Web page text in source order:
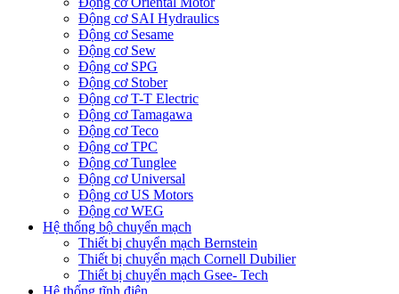
Động cơ SAI Hydraulics
Động cơ Sesame
Động cơ Sew
Động cơ SPG
Động cơ Stober
Động cơ T-T Electric
Động cơ Tamagawa
Động cơ Teco
Động cơ TPC
Động cơ Tunglee
Động cơ Universal
Động cơ US Motors
Động cơ WEG
Hệ thống bộ chuyển mạch
Thiết bị chuyển mạch Bernstein
Thiết bị chuyển mạch Cornell Dubilier
Thiết bị chuyển mạch Gsee- Tech